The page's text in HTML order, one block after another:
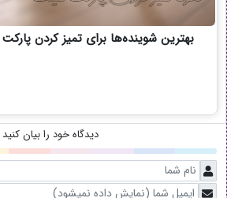
بهترین شوینده‌ها برای تمیز کردن
دیدگاه خود را بیان کنید